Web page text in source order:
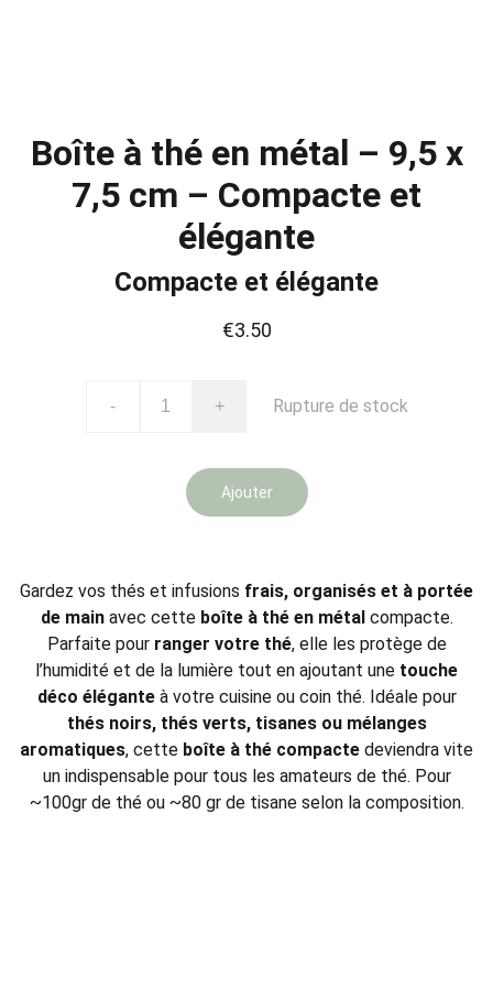
Boîte à thé en métal – 9,5 x
7,5 cm – Compacte et
élégante
Compacte et élégante
€3.50
- + Rupture de stock
Ajouter
Gardez vos thés et infusions frais, organisés et à portée
de mainavec cette boîte à thé en métalcompacte.
Parfaite pour ranger votre thé, elle les protège de
l’humidité et de la lumière tout en ajoutant une touche
déco éléganteà votre cuisine ou coin thé. Idéale pour
thés noirs, thés verts, tisanes ou mélanges
aromatiques, cette boîte à thé compacte deviendra vite
un indispensable pour tous les amateurs de thé. Pour
~100gr de thé ou ~80 gr de tisane selon la composition.